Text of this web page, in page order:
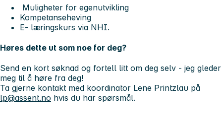
Muligheter for egenutvikling
Kompetanseheving
E- læringskurs via NHI.
Høres dette ut som noe for deg?
Send en kort søknad og fortell litt om deg selv - jeg gleder
meg til å høre fra deg!
Ta gjerne kontakt med koordinator Lene Printzlau på
lp@assent.no hvis du har spørsmål.